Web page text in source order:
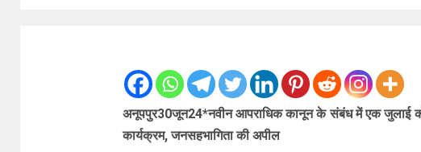
अनूपपुर30जून24*नवीन आपराधिक कानून के संबंध में एक जुलाई
कार्यक्रम, जनसहभागिता की अपील